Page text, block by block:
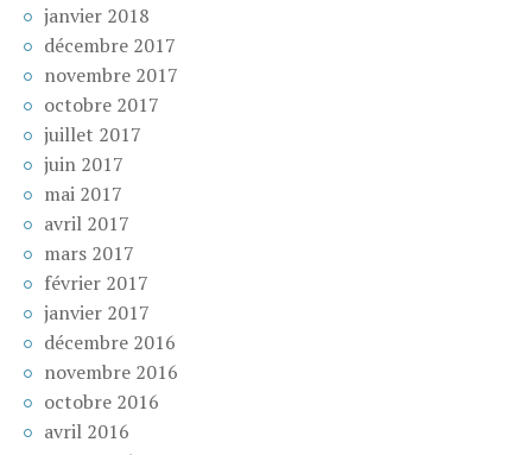
janvier 2018
décembre 2017
novembre 2017
octobre 2017
juillet 2017
juin 2017
mai 2017
avril 2017
mars 2017
février 2017
janvier 2017
décembre 2016
novembre 2016
octobre 2016
avril 2016